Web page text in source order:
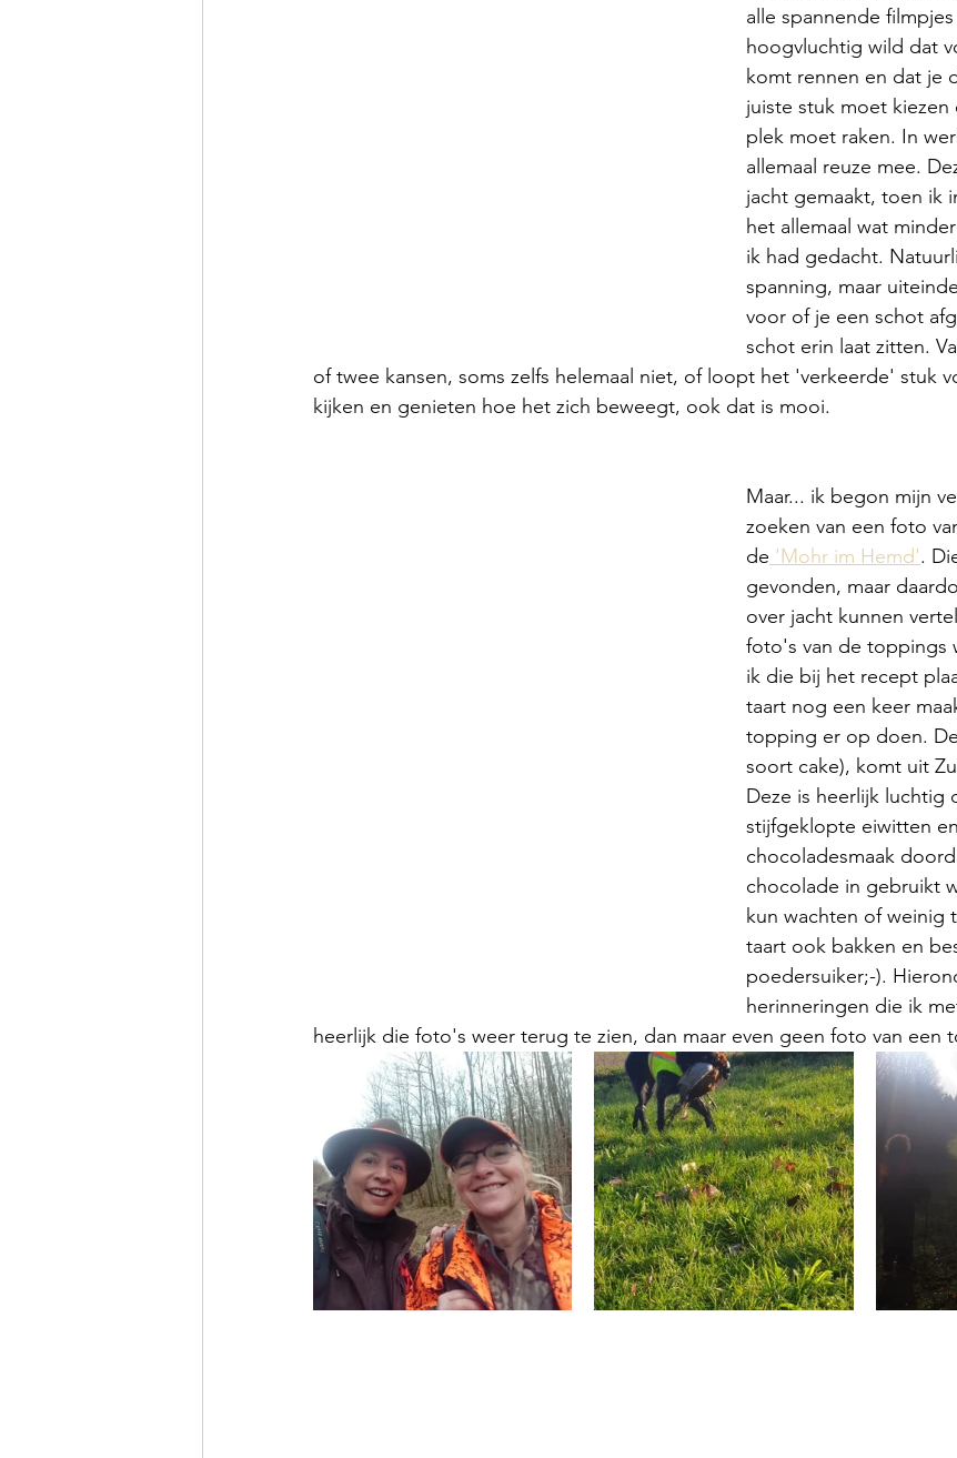
alle spannende
hoogvluchtig wild dat
komt rennen en dat je
juiste stuk moet
plek moet raken. In
allemaal reuze mee.
jacht gemaakt, toen ik
het allemaal wat
ik had gedacht.
spanning, maar
voor of je een schot
schot erin laat zitten.
of twee kansen, soms zelfs helemaal niet, of loopt het 'verkeerde' stuk
kijken en genieten hoe het zich beweegt, ook dat is mooi.
Maar... ik begon mijn
zoeken van een foto
de 'Mohr im Hemd'.
gevonden, maar
over jacht kunnen
foto's van de toppings
ik die bij het recept
taart nog een keer
topping er op doen.
soort cake), komt uit
Deze is heerlijk luchtig
stijfgeklopte eiwitten
chocoladesmaak
chocolade in gebruikt
kun wachten of weinig
taart ook bakken en
poedersuiker;-).
herinneringen die ik
heerlijk die foto's weer terug te zien, dan maar even geen foto van een